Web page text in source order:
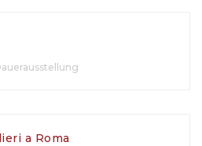
a Roma